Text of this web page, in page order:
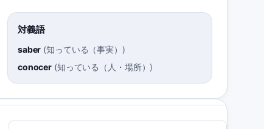
対義語
saber (知っている（事実） )
conocer (知っている（人・場所） )